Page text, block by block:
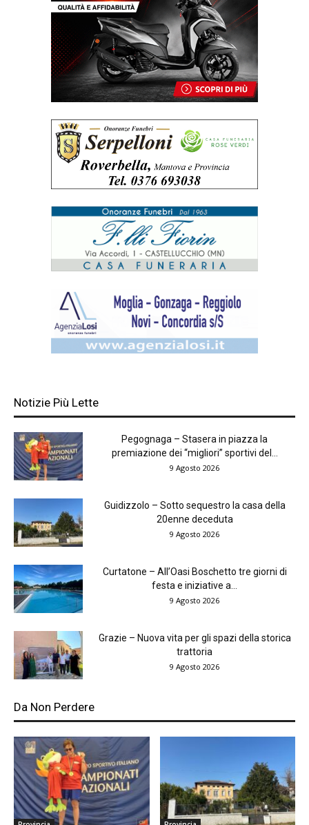
Notizie Più Lette
Pegognaga – Stasera in piazza la
premiazione dei “migliori” sportivi del...
9 Agosto 2026
Guidizzolo – Sotto sequestro la casa della
20enne deceduta
9 Agosto 2026
Curtatone – All’Oasi Boschetto tre giorni di
festa e iniziative a...
9 Agosto 2026
Grazie – Nuova vita per gli spazi della storica
trattoria
9 Agosto 2026
Da Non Perdere